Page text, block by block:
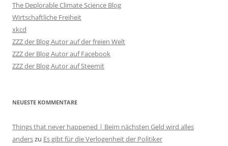
The Deplorable Climate Science Blog
Wirtschaftliche Freiheit
xkcd
ZZZ der Blog Autor auf der freien Welt
ZZZ der Blog Autor auf Facebook
ZZZ der Blog Autor auf Steemit
NEUESTE KOMMENTARE
Things that never happened | Beim nächsten Geld wird alles
anderszu Es gibt für die Verlogenheit der Politiker